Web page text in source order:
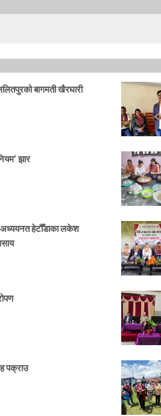
बागमती खैरघारी
झार
अध्ययनत हेटौँडाका लकेश
पक्राउ